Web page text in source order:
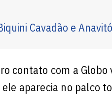
Cavadão e
contato com a
aparecia no palco